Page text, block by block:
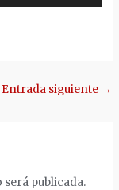
Entrada siguiente →
publicada.